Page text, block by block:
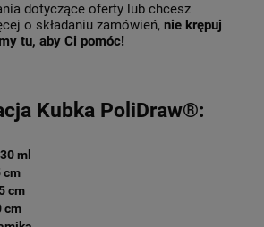
dotyczące oferty lub chcesz
o składaniu zamówień, nie krępuj
tu, aby Ci pomóc!
Kubka PoliDraw®:
ml
cm
cm
cm